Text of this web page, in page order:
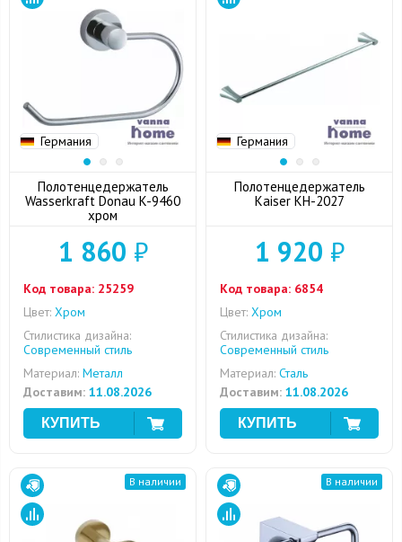
Германия
Полотенцедержатель
Wasserkraft Donau K-9460
хром
1 860 ₽
Код товара: 25259
Цвет: Хром
Стилистика дизайна:
Современный стиль
Материал: Металл
Доставим: 11.08.2026
Германия
Полотенцедержатель
Kaiser KH-2027
1 920 ₽
Код товара: 6854
Цвет: Хром
Стилистика дизайна:
Современный стиль
Материал: Сталь
Доставим: 11.08.2026
В наличии В наличии